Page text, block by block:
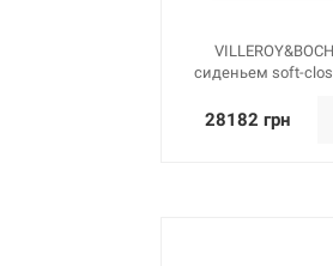
сиденьем soft-
28182 грн